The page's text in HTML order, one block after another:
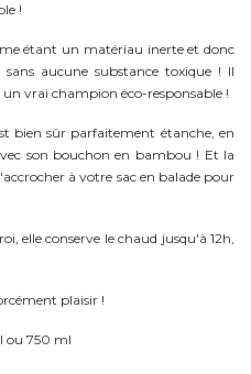
!
étant un matériau inerte et donc
aucune substance toxique ! Il
vrai champion éco-responsable !
bien sûr parfaitement étanche, en
son bouchon en bambou ! Et la
à votre sac en balade pour
elle conserve le chaud jusqu'à 12h,
plaisir !
ou 750 ml